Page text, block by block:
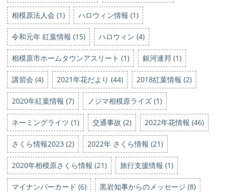
相模原法人会 (1) ハロウィン情報 (1)
令和元年 紅葉情報 (15) ハロウィン (4)
相模原市ホームタウンアスリート (1) 銀河連邦 (1)
講習会 (4) 2021年花だより (44) 2018紅葉情報 (2)
2020年紅葉情報 (7) ノジマ相模原ライズ (1)
ネーミングライツ (1) 交通事故 (2) 2022年花情報 (46)
さくら情報2023 (2) 2022年 さくら情報 (21)
2020年相模原さくら情報 (21) 旅行支援情報 (1)
マイナンバーカード (6) 黒岩知事からのメッセージ (8)